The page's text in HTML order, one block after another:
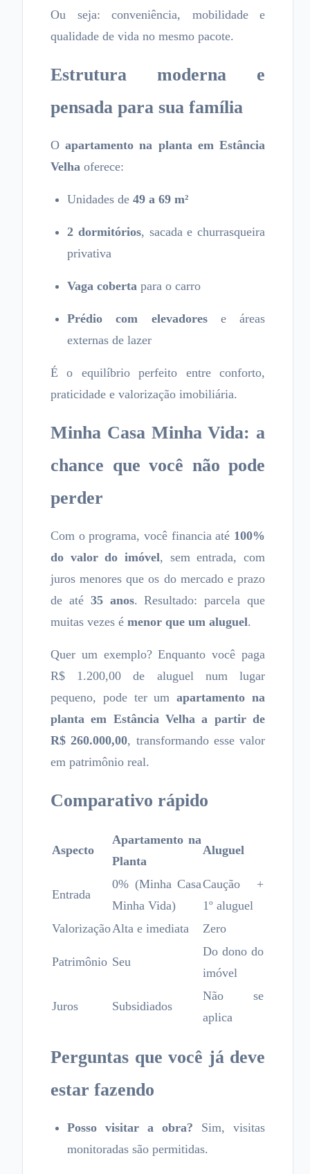
Ou seja: conveniência, mobilidade e
qualidade de vida no mesmo pacote.
Estrutura moderna e
pensada para sua família
Oapartamento na planta em Estância
Velha oferece:
Unidades de 49 a 69 m²
2 dormitórios, sacada e churrasqueira
privativa
Vaga coberta para o carro
Prédio com elevadorese áreas
externas de lazer
É o equilíbrio perfeito entre conforto,
praticidade e valorização imobiliária.
Minha Casa Minha Vida: a
chance que você não pode
perder
Com o programa, você financia até 100%
do valor do imóvel, sem entrada, com
juros menores que os do mercado e prazo
de até 35 anos. Resultado: parcela que
muitas vezes é menor que um aluguel.
Quer um exemplo? Enquanto você paga
R$ 1.200,00 de aluguel num lugar
pequeno, pode ter umapartamento na
planta em Estância Velha a partir de
R$ 260.000,00, transformando esse valor
em patrimônio real.
Comparativo rápido
Aspecto
Apartamento na
Planta
Aluguel
Entrada
0% (Minha Casa
Minha Vida)
Caução +
1º aluguel
ValorizaçãoAlta e imediata Zero
Patrimônio Seu
Do dono do
imóvel
Juros Subsidiados
Não se
aplica
Perguntas que você já deve
estar fazendo
Posso visitar a obra? Sim, visitas
monitoradas são permitidas.